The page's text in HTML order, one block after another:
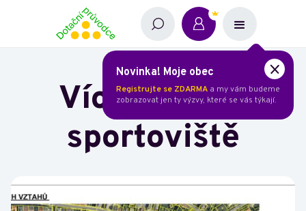
Novinka! Moje obec
Registrujte se ZDARMA a my vám budeme
zobrazovat jen ty výzvy, které se vás týkají.
Víceúčelové
sportoviště